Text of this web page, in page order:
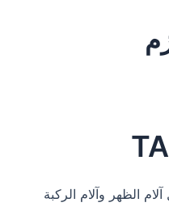
الظهر وآلام الركبة